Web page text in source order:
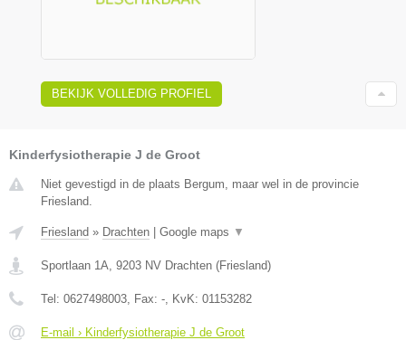
BEKIJK VOLLEDIG PROFIEL
Kinderfysiotherapie J de Groot
Niet gevestigd in de plaats Bergum, maar wel in de provincie
Friesland.
Friesland » Drachten | Google maps ▼
Sportlaan 1A 9203 NV Drachten (Friesland)
Tel: 0627498003 , Fax: - , KvK: 01153282
E-mail › Kinderfysiotherapie J de Groot